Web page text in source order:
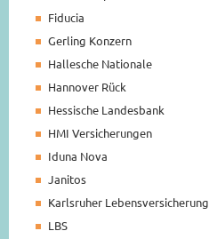
Fiducia
Gerling Konzern
Hallesche Nationale
Hannover Rück
Hessische Landesbank
HMI Versicherungen
Iduna Nova
Janitos
Karlsruher Lebensversicherung
LBS